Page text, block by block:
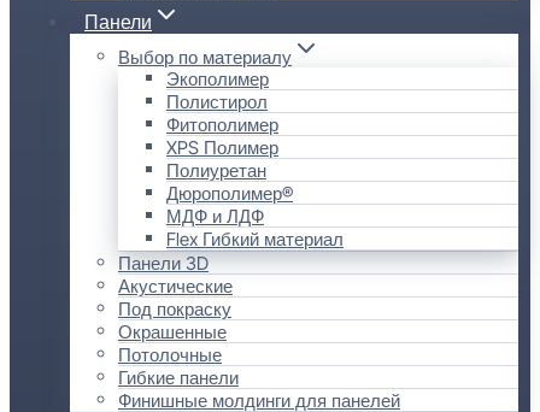
Панели
Выбор по материалу
Экополимер
Полистирол
Фитополимер
XPS Полимер
Полиуретан
Дюрополимер®
МДФ и ЛДФ
Flex Гибкий материал
Панели 3D
Акустические
Под покраску
Окрашенные
Потолочные
Гибкие панели
Финишные молдинги для панелей